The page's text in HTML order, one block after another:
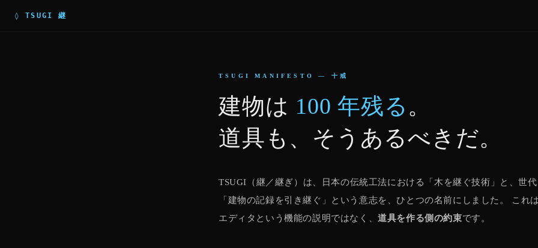
◊ TSUGI 継
TSUGI MANIFESTO — 十戒
建物は 100 年残る 。
道具も、そうあるべきだ。
TSUGI（継／継ぎ）は、日本の伝統工法における「木を継ぐ技術」と、世
「建物の記録を引き継ぐ」という意志を、ひとつの名前にしました。 これ
エディタという機能の説明ではなく、道具を作る側の約束です。